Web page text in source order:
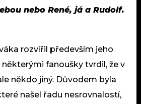
nebo René, já a Rudolf.
rozvířil především jeho
fanoušky tvrdil, že v
někdo jiný. Důvodem byla
našel řadu nesrovnalostí,